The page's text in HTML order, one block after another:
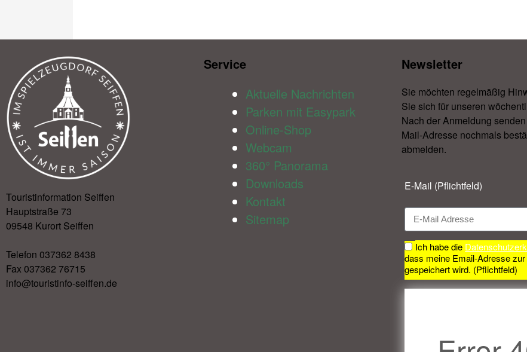
Touristinformation Seiffen
Hauptstraße 73
09548 Kurort Seiffen
Telefon 037362 8438
Fax 037362 76715
info@touristinfo-seiffen.de
Service​
Aktuelle Nachrichten
Parken mit Easypark
Online-Shop
Webcam
360° Panorama
Downloads
Kontakt
Sitemap
Newsletter​
Sie möchten regelmäßig
Sie sich für unseren
Nach der Anmeldung
Mail-Adresse nochmals
abmelden.​
E-Mail (Pflichtfeld)
Ich habe die
dass meine Email-Adresse
gespeichert wird. (Pflichtfeld)